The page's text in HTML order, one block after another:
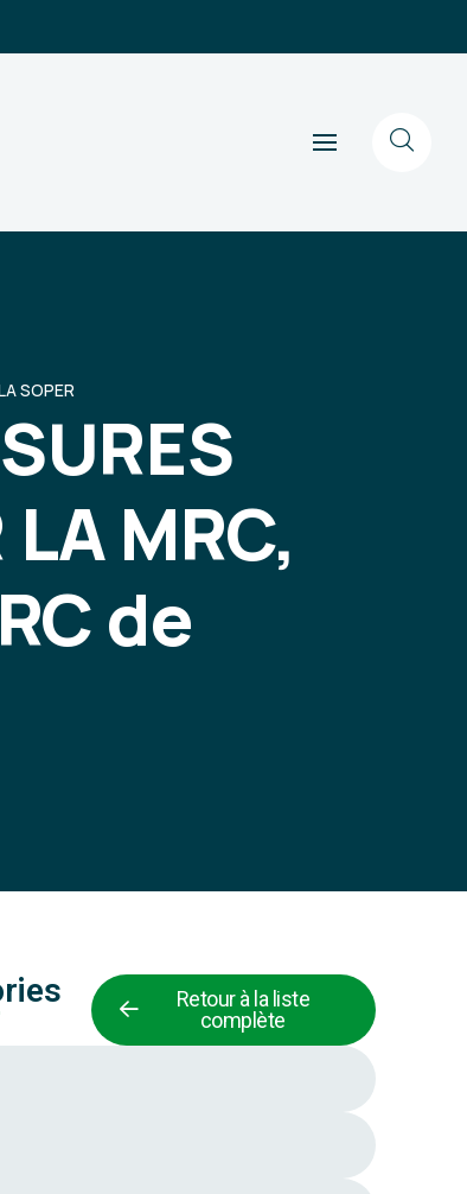
SOPER
MRC,
de
Retour à la liste
complète